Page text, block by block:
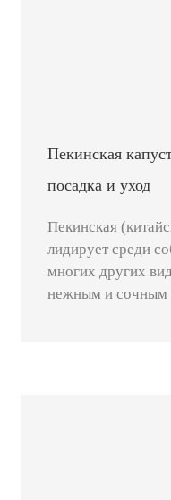
Пекинская
посадка и уход
Пекинская
лидирует среди
многих других
нежным и сочным